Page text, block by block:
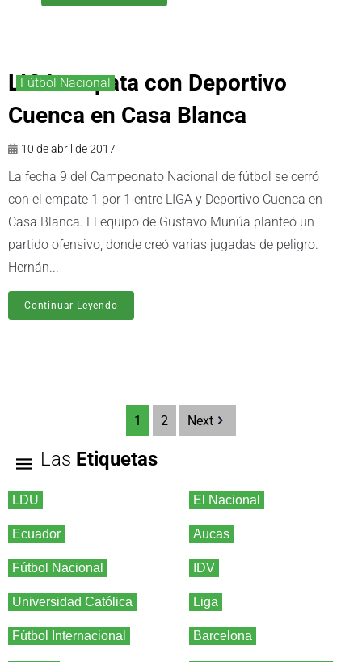
Fútbol Nacional
LIGA empata con Deportivo
Cuenca en Casa Blanca
10 de abril de 2017
La fecha 9 del Campeonato Nacional de fútbol se cerró
con el empate 1 por 1 entre LIGA y Deportivo Cuenca en
Casa Blanca. El equipo de Gustavo Munúa planteó un
partido ofensivo, donde creó varias jugadas de peligro.
Hernán...
Continuar Leyendo
1 2 Next
Las Etiquetas
LDU El Nacional
Ecuador Aucas
Fútbol Nacional IDV
Universidad Católica Liga
Fútbol Internacional Barcelona